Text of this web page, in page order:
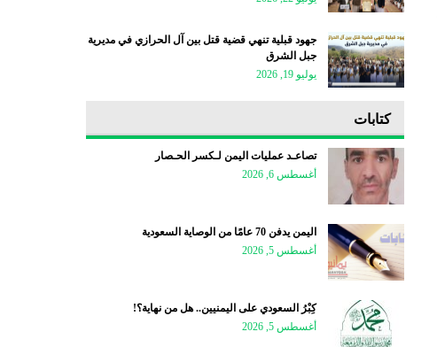
جهود قبلية تنهي قضية قتل بين آل الحرازي في مديرية
جبل الشرق
يوليو 19, 2026
كتابات
تصاعـد عمليات اليمن لـكسر الحـصار
أغسطس 6, 2026
اليمن يدفن 70 عامًا من الوصاية السعودية
أغسطس 5, 2026
كِبْرُ السعودي على اليمنيين.. هل من نهاية؟!
أغسطس 5, 2026